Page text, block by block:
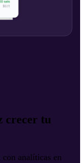
crecer tu
analíticas en